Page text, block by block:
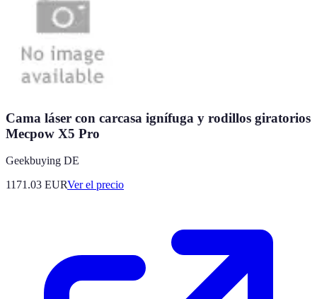
Cama láser con carcasa ignífuga y rodillos giratorios
Mecpow X5 Pro
Geekbuying DE
1171.03 EURVer el precio